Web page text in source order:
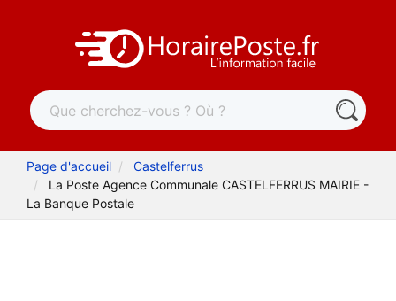
Page d'accueil
Castelferrus
La Poste Agence Communale CASTELFERRUS MAIRIE -
La Banque Postale